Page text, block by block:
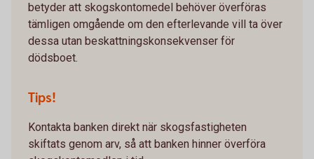
betyder att skogskontomedel behöver överföras
tämligen omgående om den efterlevande vill ta över
dessa utan beskattningskonsekvenser för
dödsboet.
Tips!
Kontakta banken direkt när skogsfastigheten
skiftats genom arv, så att banken hinner överföra